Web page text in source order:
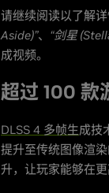
请继续阅读以了解
Aside)”、 “剑星
成视频。
超过 100 款
DLSS 4 多帧生成技
提升至传统图像渲
升，让玩家能够在